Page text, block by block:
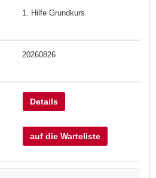
1. Hilfe Grundkurs
20260826
Details
auf die Warteliste